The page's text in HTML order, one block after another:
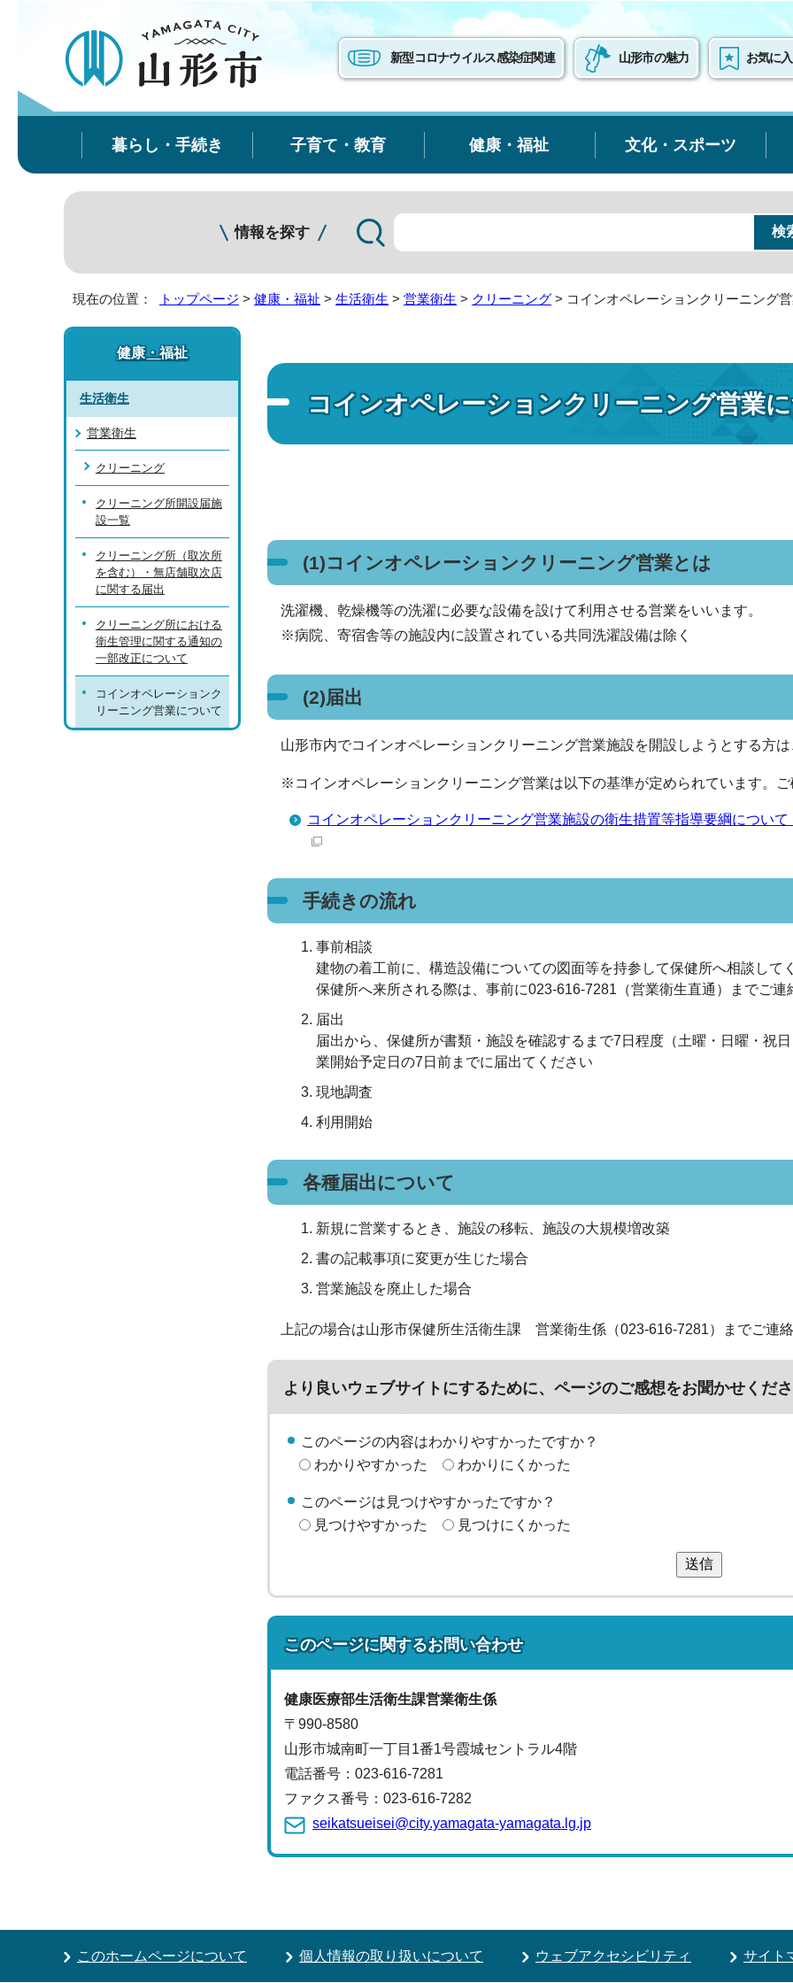
新型コロナウイルス感染症関連 山形市の魅力 お気に
暮らし・手続き 子育て・教育 健康・福祉 文化・スポーツ
情報を探す
現在の位置： トップページ > 健康・福祉 > 生活衛生 > 営業衛生 > クリーニング > コインオペレーションクリーニング
コインオペレーションクリーニング営業
(1)コインオペレーションクリーニング営業とは
洗濯機、乾燥機等の洗濯に必要な設備を設けて利用させる営業をいいます。
※病院、寄宿舎等の施設内に設置されている共同洗濯設備は除く
(2)届出
山形市内でコインオペレーションクリーニング営業施設を開設しようとする方は
※コインオペレーションクリーニング営業は以下の基準が定められています。ご
コインオペレーションクリーニング営業施設の衛生措置等指導要綱につい
手続きの流れ
事前相談
建物の着工前に、構造設備についての図面等を持参して保健所へ相談して
保健所へ来所される際は、事前に023-616-7281（営業衛生直通）までご連
届出
届出から、保健所が書類・施設を確認するまで7日程度（土曜・日曜・祝
業開始予定日の7日前までに届出てください
現地調査
利用開始
各種届出について
新規に営業するとき、施設の移転、施設の大規模増改築
書の記載事項に変更が生じた場合
営業施設を廃止した場合
上記の場合は山形市保健所生活衛生課 営業衛生係（023-616-7281）までご連
より良いウェブサイトにするために、ページのご感想をお聞かせくださ
このページの内容はわかりやすかったですか？
わかりやすかった
わかりにくかった
このページは見つけやすかったですか？
見つけやすかった
見つけにくかった
送信
このページに関するお問い合わせ
健康医療部生活衛生課営業衛生係
〒990-8580
山形市城南町一丁目1番1号霞城セントラル4階
電話番号： 023-616-7281
ファクス番号：023-616-7282
seikatsueisei@city.yamagata-yamagata.lg.jp
健康・福祉
生活衛生
営業衛生
クリーニング
クリーニング所開設届施
設一覧
クリーニング所（取次所
を含む）・無店舗取次店
に関する届出
クリーニング所における
衛生管理に関する通知の
一部改正について
コインオペレーションク
リーニング営業について
このホームページについて 個人情報の取り扱いについて ウェブアクセシビリティ サイト